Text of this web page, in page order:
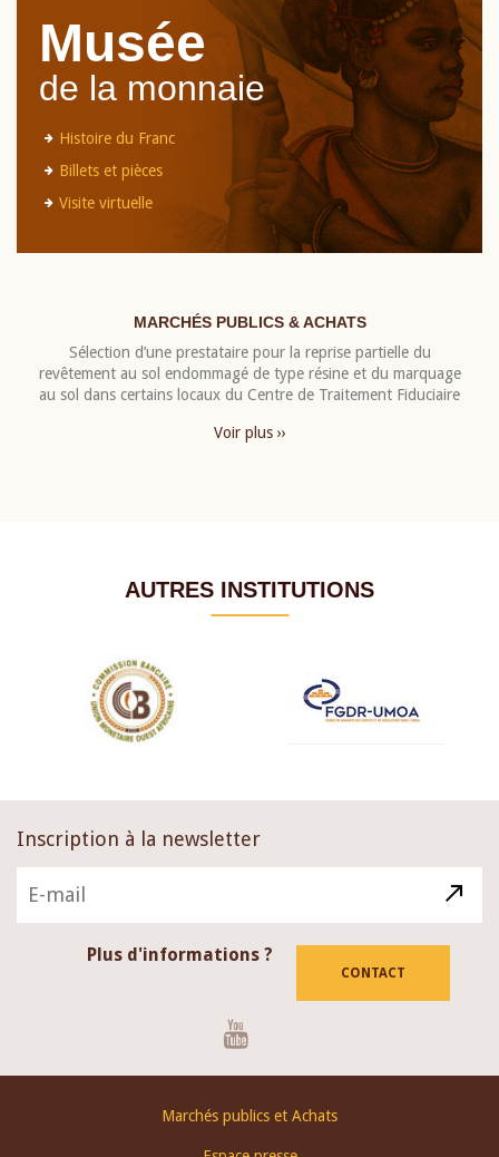
Musée
de la monnaie
Histoire du Franc
Billets et pièces
Visite virtuelle
MARCHÉS PUBLICS & ACHATS
Sélection d’une prestataire pour la reprise partielle du
revêtement au sol endommagé de type résine et du marquage
au sol dans certains locaux du Centre de Traitement Fiduciaire
Voir plus ››
AUTRES INSTITUTIONS
Inscription à la newsletter
Plus d'informations ?
CONTACT
Marchés publics et Achats